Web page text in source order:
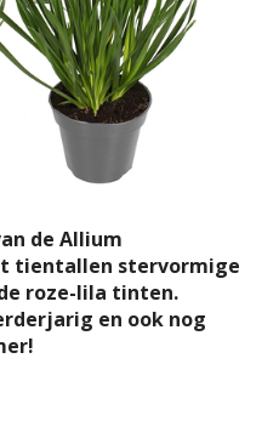
de Allium
tientallen stervormige
roze-lila tinten.
en ook nog